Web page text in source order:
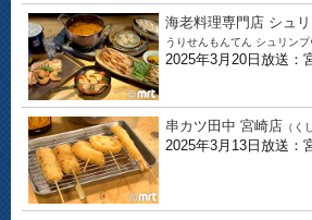
海老料理専門店 シュ
うりせんもんてん シュリンプ
2025年3月20日放送：
串カツ田中 宮崎店 （く
2025年3月13日放送：